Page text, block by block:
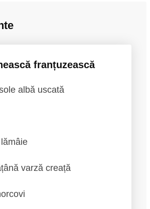
franțuzească
albă uscată
varză creață